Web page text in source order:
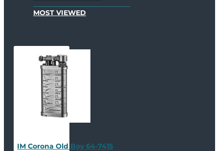
MOST VIEWED
IM Corona Old Boy 64-7415